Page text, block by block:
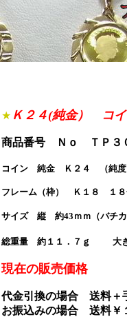
★ Ｋ２４(純金） コ
商品番号 Ｎｏ ＴＰ３０
コイン 純金 Ｋ２４ （純度
フレーム（枠） Ｋ１８ １
サイズ 縦 約43ｍｍ（バチ
総重量 約１１．７ｇ 大
現在の販売価格 ￥
代金引換の場合 送料＋
お振込みの場合 送料￥